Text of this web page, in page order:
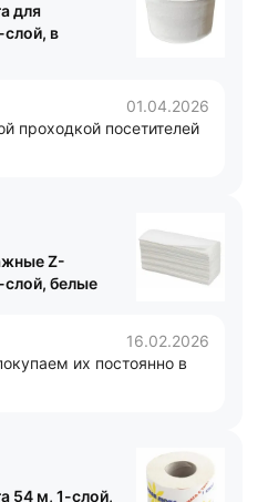
для
в
01.04.2026
проходкой посетителей
Z-
слой, белые
16.02.2026
их постоянно в
54 м, 1-слой,